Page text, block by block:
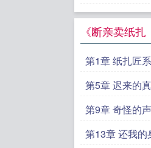
《断亲卖纸
第1章 纸扎匠
第5章 迟来的
第9章 奇怪的
第13章 还我的